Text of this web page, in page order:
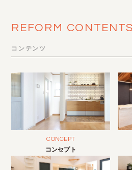
REFORM CONTENTS
コンテンツ
CONCEPT
コンセプト